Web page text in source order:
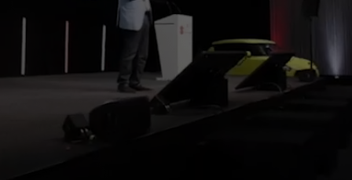
07.11.202620 Uhr